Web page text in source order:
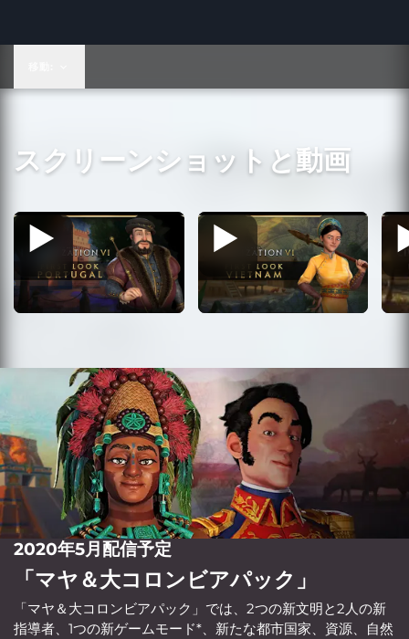
スクリーンショットと動画
2020年5月配信予定
「マヤ＆大コロンビアパック」
「マヤ＆大コロンビアパック」では、2つの新文明と2人の新
指導者、1つの新ゲームモード*、新たな都市国家、資源、自然